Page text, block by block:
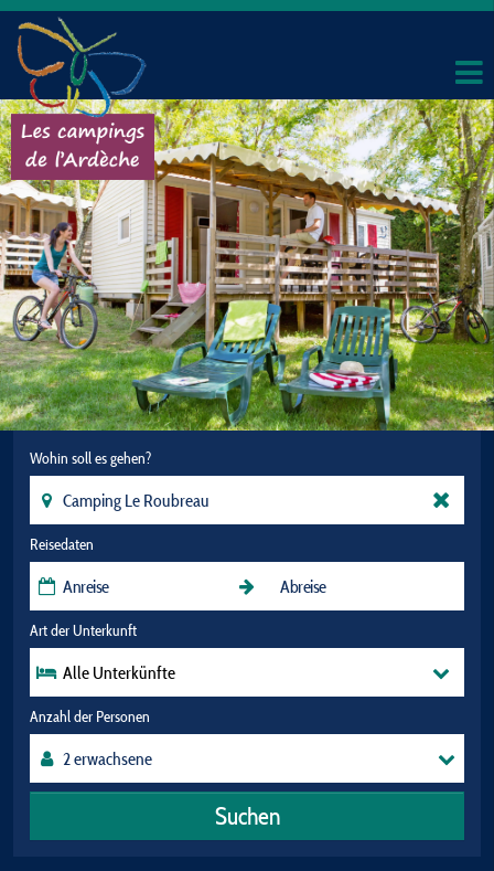
Wohin soll es gehen?
Reisedaten
Art der Unterkunft
Alle Unterkünfte
Anzahl der Personen
Suchen